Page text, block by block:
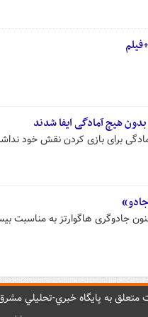
هیچ آمادگی ایفا شدند
برای بازی کردن نقش خود
جادوگری هاگوارتز به مناسبت
به پایگاه خبري-تحليلي